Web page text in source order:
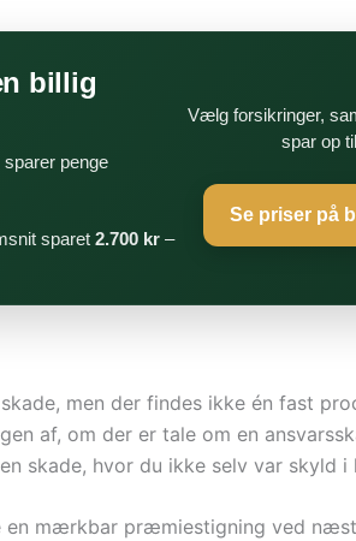
billig
penge
sparet 2.700 kr –
Vælg forsikringer,
spar op
Se priser på
men der findes ikke én fast
af, om der er tale om en
skade, hvor du ikke selv var skyld i
en mærkbar præmiestigning ved